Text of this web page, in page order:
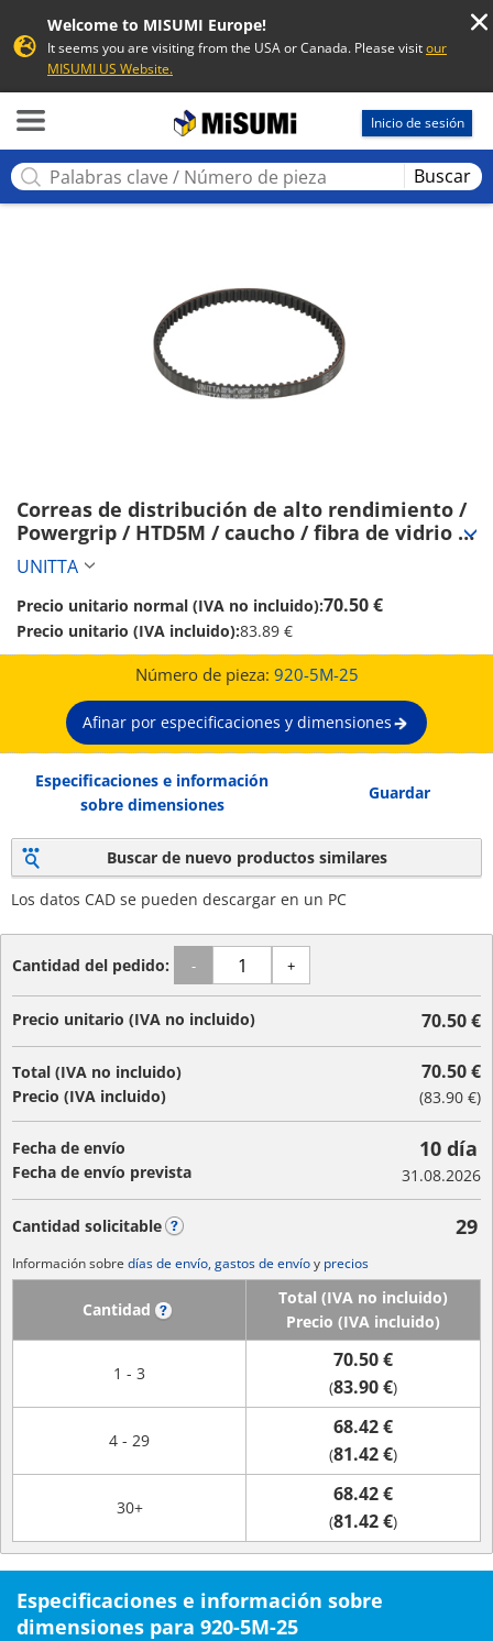
Welcome to MISUMI Europe!
It seems you are visiting from the USA or Canada. Please visitour
MISUMI US Website.
Inicio de sesión
Buscar
Correas de distribución de alto rendimiento /
Powergrip / HTD5M / caucho / fibra de vidrio /
UNITTA  (920-5M-25)
UNITTA
Precio unitario normal (IVA no incluido):70.50 €
Precio unitario (IVA incluido):83.89 €
Número de pieza: 920-5M-25
Afinar por especificaciones y dimensiones
Especificaciones e información
sobre dimensiones
Guardar
Buscar de nuevo productos similares
Los datos CAD se pueden descargar en un PC
Cantidad del pedido: - +
Precio unitario (IVA no incluido) 70.50 €
Total (IVA no incluido)
Precio (IVA incluido)
70.50 €
(83.90 €)
Fecha de envío
Fecha de envío prevista
10 día
31.08.2026
Cantidad solicitable 29
Información sobre días de envío, gastos de envíoy precios
Cantidad
Total (IVA no incluido)
Precio (IVA incluido)
1 - 3
70.50 €
(83.90 €)
4 - 29
68.42 €
(81.42 €)
30+
68.42 €
(81.42 €)
Especificaciones e información sobre
dimensiones para 920-5M-25